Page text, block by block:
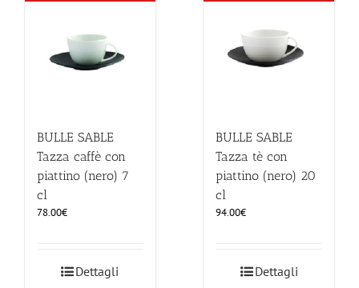
ILLUMINAZIONE
BOMBONIERE
BELLINI HO.RE.CA
BULLE SABLE
Tazza caffè con
piattino (nero) 7
cl
78.00€
Dettagli
BULLE SABLE
Tazza tè con
piattino (nero) 20
cl
94.00€
Dettagli